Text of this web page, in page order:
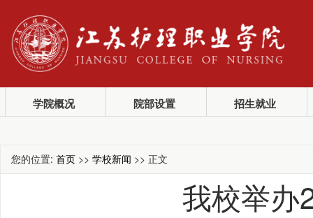
学院概况 院部设置 招生就业
您的位置: 首页 >> 学校新闻 >> 正文
我校举办